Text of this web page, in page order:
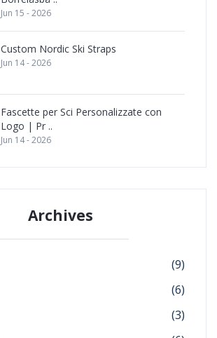
Jun 15 - 2026
Custom Nordic Ski Straps
Jun 14 - 2026
Fascette per Sci Personalizzate con
Logo | Pr ..
Jun 14 - 2026
Archives
(9)
(6)
(3)